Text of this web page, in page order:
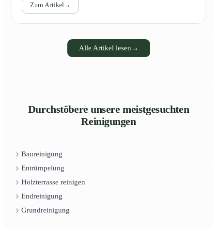
Zum Artikel→
Alle Artikel lesen →
Durchstöbere unsere meistgesuchten
Reinigungen
Baureinigung
Entrümpelung
Holzterrasse reinigen
Endreinigung
Grundreinigung